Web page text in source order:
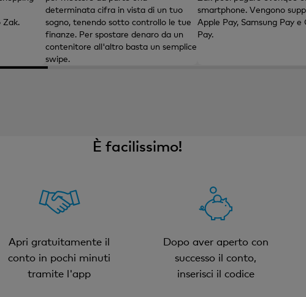
determinata cifra in vista di un tuo
sogno, tenendo sotto controllo le tue
finanze. Per spostare denaro da un
contenitore all'altro basta un semplice
swipe.
smartphone. Vengono
Apple Pay, Samsung Pay e
Pay.
È facilissimo!
Apri gratuitamente il
conto in pochi minuti
tramite l'app
Dopo aver aperto con
successo il conto,
inserisci il codice